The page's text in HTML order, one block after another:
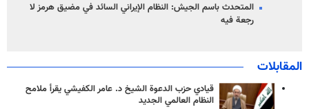
المتحدث باسم الجيش: النظام الإيراني السائد في مضيق هرمز لا
رجعة فيه
المقابلات
قيادي حزب الدعوة الشيخ د. عامر الكفيشي يقرأ ملامح
النظام العالمي الجديد